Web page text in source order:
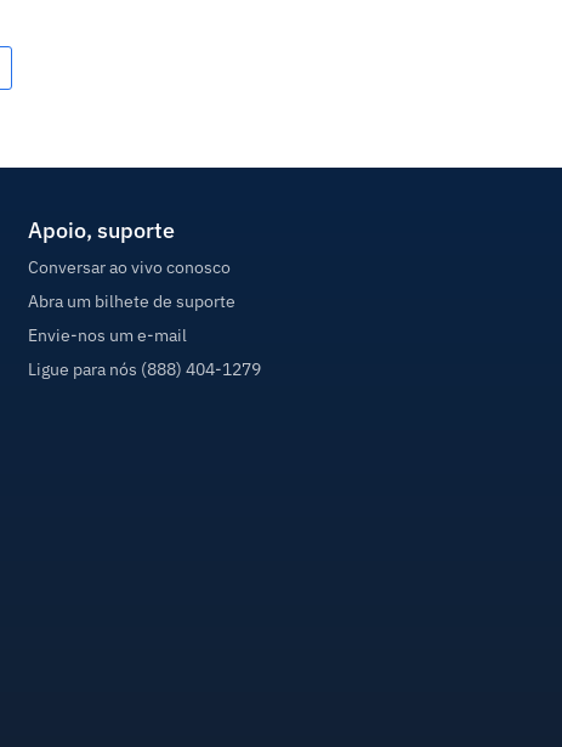
Apoio, suporte
Conversar ao vivo conosco
Abra um bilhete de suporte
Envie-nos um e-mail
Ligue para nós (888) 404-1279